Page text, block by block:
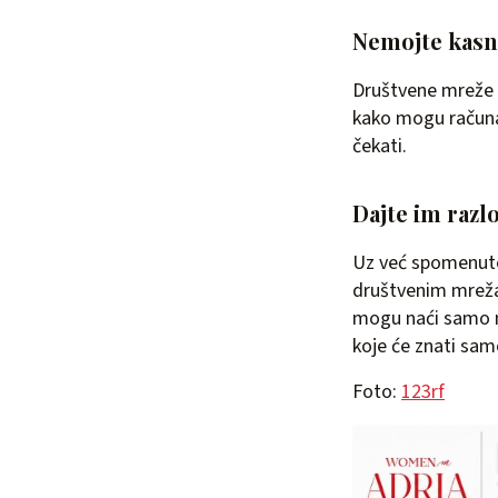
Nemojte
Društvene
kako mogu
čekati.
Dajte im
Uz već
društvenim
mogu naći
koje će znati
Foto: 123rf